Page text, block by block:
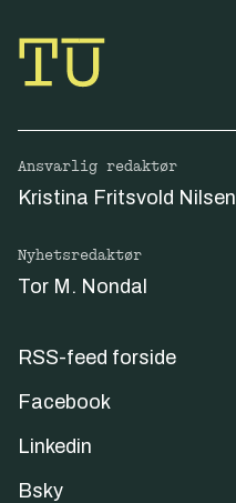
Ansvarlig redaktør
Kristina Fritsvold Nilsen
Nyhetsredaktør
Tor M. Nondal
RSS-feed forside
Facebook
Linkedin
Bsky